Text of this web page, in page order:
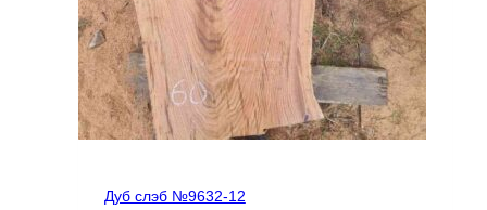
Дуб слэб №9632-12